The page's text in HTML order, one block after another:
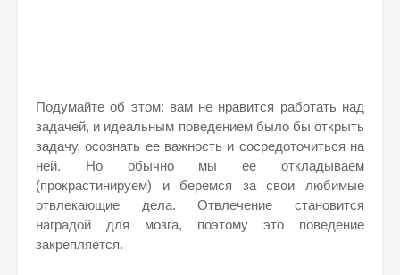
Подумайте об этом: вам не нравится работать над
задачей, и идеальным поведением было бы открыть
задачу, осознать ее важность и сосредоточиться на
ней. Но обычно мы ее откладываем
(прокрастинируем) и беремся за свои любимые
отвлекающие дела. Отвлечение становится
наградой для мозга, поэтому это поведение
закрепляется.